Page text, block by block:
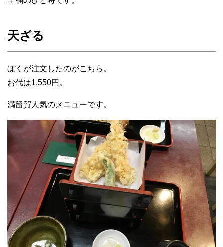
天ざる
ぼくが注文したのがこちら。
お代は1,550円。
満留賀人気のメニューです。